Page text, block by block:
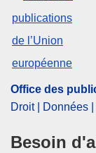
Office des
Droit | Données
Besoin